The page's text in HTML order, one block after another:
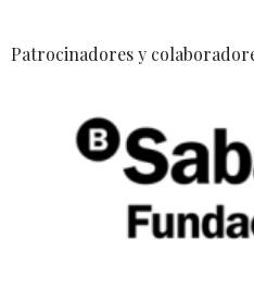
Patrocinadores y